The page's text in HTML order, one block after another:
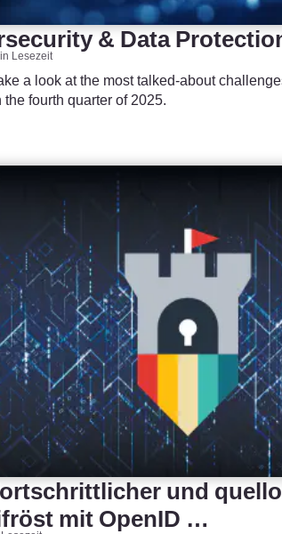
& Data
Lesezeit
a look at the most talked-about
fourth quarter of 2025.
und
mit OpenID …